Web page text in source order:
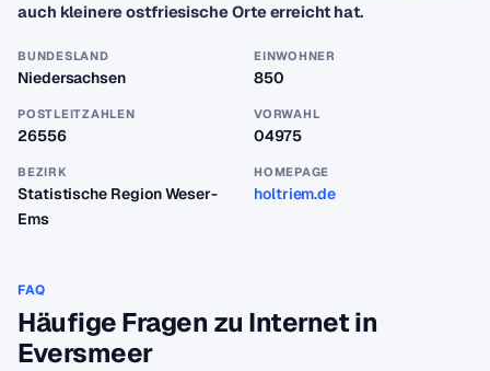
auch kleinere ostfriesische Orte erreicht hat.
BUNDESLAND
Niedersachsen
EINWOHNER
850
POSTLEITZAHLEN
26556
VORWAHL
04975
BEZIRK
Statistische Region Weser-
Ems
HOMEPAGE
holtriem.de
FAQ
Häufige Fragen zu Internet in
Eversmeer